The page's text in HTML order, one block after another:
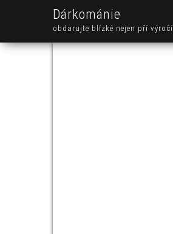
Dárkománie
obdarujte blízké nejen pří výročí